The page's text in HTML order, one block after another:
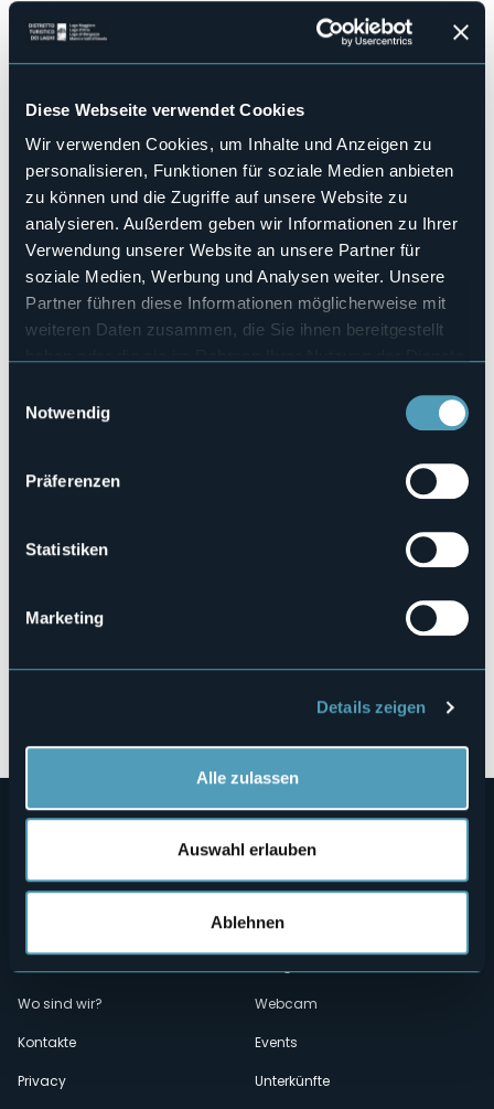
Diese Webseite verwendet Cookies
Wir verwenden Cookies, um Inhalte und Anzeigen zu
personalisieren, Funktionen für soziale Medien anbieten
zu können und die Zugriffe auf unsere Website zu
analysieren. Außerdem geben wir Informationen zu Ihrer
Verwendung unserer Website an unsere Partner für
soziale Medien, Werbung und Analysen weiter. Unsere
Partner führen diese Informationen möglicherweise mit
weiteren Daten zusammen, die Sie ihnen bereitgestellt
Notwendig
Präferenzen
Statistiken
Marketing
Details zeigen
Alle zulassen
Auswahl erlauben
Ablehnen
akrobatische Pfade mit 5 Schwierigkeitsstufen. Die
Besonderheit des Abenteuerparks besteht in der
Aussichtsplattform in 15 Metern Höhe, inmitten der
höchsten Baumgipfel unseres Abenteuerparks. Diese
kann etwa zwanzig Personen aufnehmen. Hier können
Lehrer/innen den Schülern eine besondere
Unterrichtsstunde darbieten oder die Plattform kann zu
einem Ort der Meditation oder des Gebets werden. Sie
kann auch reserviert werden, um ein unvergessliches
Picknick mit der eigenen Familie zu erleben.
E-mail
info@lepigne.it
Telefono
Webseite
31,4°
28010 - Ameno (NO)
Menù
secondario
Wo sind wir?
Kontakte
Privacy
Webcam
Events
Unterkünfte